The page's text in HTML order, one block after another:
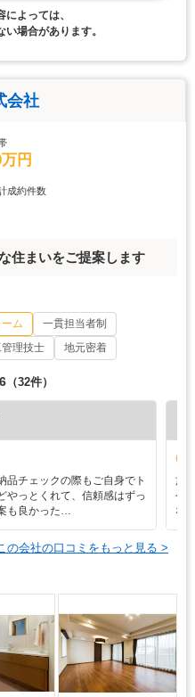
よっては、
場合があります。
会社
円
成約件数
住まいをご提案します
ム
一貫担当者制
理技士 地元密着
（32件）
品チェックの際もご自身でト
やっとくれて、信頼感はずっ
も良かった…
施
今
な
の会社の口コミをもっと見る >